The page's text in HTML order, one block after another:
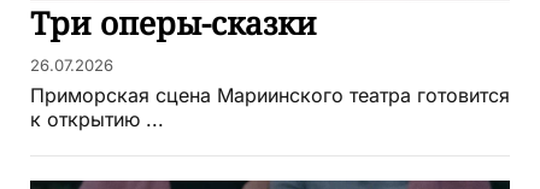
Три оперы-сказки
26.07.2026
Приморская сцена Мариинского театра готовится
к открытию ...